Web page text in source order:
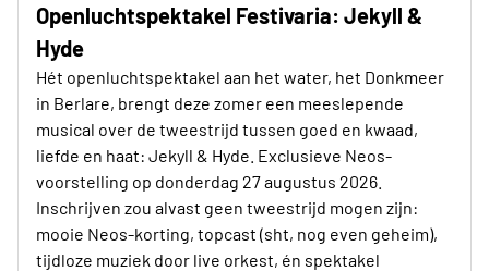
Openluchtspektakel Festivaria: Jekyll &
Hyde
Hét openluchtspektakel aan het water, het Donkmeer
in Berlare, brengt deze zomer een meeslepende
musical over de tweestrijd tussen goed en kwaad,
liefde en haat: Jekyll & Hyde. Exclusieve Neos-
voorstelling op donderdag 27 augustus 2026.
Inschrijven zou alvast geen tweestrijd mogen zijn:
mooie Neos-korting, topcast (sht, nog even geheim),
tijdloze muziek door live orkest, én spektakel